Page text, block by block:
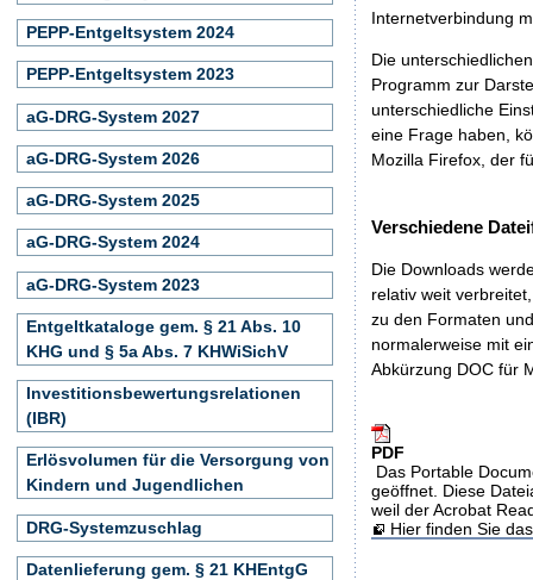
Internetverbindung
Die
Programm zur
unterschiedliche
eine Frage haben,
Mozilla Firefox, der
Verschiedene
Die Downloads
relativ weit
zu den Formaten
normalerweise mit
Abkürzung DOC für
PDF
Das Portable
geöffnet. Diese
weil der Acrobat
Hier finden Sie
PEPP-Entgeltsystem 2024
PEPP-Entgeltsystem 2023
aG-DRG-System 2027
aG-DRG-System 2026
aG-DRG-System 2025
aG-DRG-System 2024
aG-DRG-System 2023
Entgeltkataloge gem. § 21 Abs. 10
KHG und § 5a Abs. 7 KHWiSichV
Investitionsbewertungsrelationen
(IBR)
Erlösvolumen für die Versorgung von
Kindern und Jugendlichen
DRG-Systemzuschlag
Datenlieferung gem. § 21 KHEntgG